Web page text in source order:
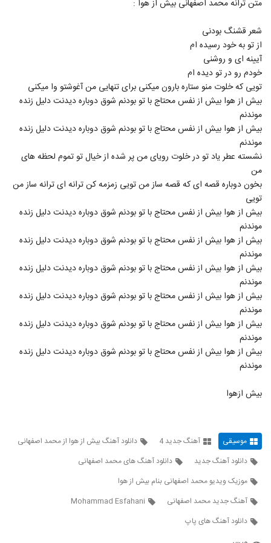
2747
2748
2749
آهنگ بنویس از میلاد اسلامی(پاپ)
۲۹۰ بازدید
2750
دانلود آهنگ آروتا بشنو و باور کن (Aruta
۲۶۸ بازدید
2751
Mahdi Barati Khaterat
2752
Masoud Sedigh Paeiz)
2753
آهنگ امین مطلق بنام یه چیزی بینمونه
2754
آهنگ دوست دارم از وحید فرضی(پاپ)
2755
2756
2757
دانلود آهنگ جدید و زیبای سایزل با نام دیوار
۲۸۱ بازدید
متن ترانه محمد اصفهانی بیش از هوا :
شعر قشنگ بودنی
از تو به خود رسیده ام
آیینه ای و روشنی
خودم رو در تو دیده ام
تویی که خلوت منو ستاره بارون میکنی برای تنهایی من آغوشتو وا میکنی
بیش از هوا بیش از نفس محتاج با تو بودنم شوق دوباره دیدنت دلیل زنده
موندنم
بیش از هوا بیش از نفس محتاج با تو بودنم شوق دوباره دیدنت دلیل زنده
موندنم
نشسته عطر یاد تو در خلوت رویای من پر شده از خیال تو تموم لحظه های
من
بخون دوباره قصه ای که قصه ساز من تویی زمزمه کن ترانه ای ترانه ساز من
تویی
بیش از هوا بیش از نفس محتاج با تو بودنم شوق دوباره دیدنت دلیل زنده
موندنم
بیش از هوا بیش از نفس محتاج با تو بودنم شوق دوباره دیدنت دلیل زنده
موندنم
بیش از هوا بیش از نفس محتاج با تو بودنم شوق دوباره دیدنت دلیل زنده
موندنم
بیش از هوا بیش از نفس محتاج با تو بودنم شوق دوباره دیدنت دلیل زنده
موندنم
بیش از هوا بیش از نفس محتاج با تو بودنم شوق دوباره دیدنت دلیل زنده
موندنم
بیش از هوا بیش از نفس محتاج با تو بودنم شوق دوباره دیدنت دلیل زنده
موندنم
بیش ازهوا
موسیقی آهنگ جدید 4
دانلود آهنگ بیش از هوا از محمد اصفهانی
دانلود آهنگ جدید
دانلود آهنگ های محمد اصفهانی
موزیک ویدیو محمد اصفهانی بنام بیش از هوا
آهنگ جدید محمد اصفهانی
Mohammad Esfahani
دانلود آهنگ های پاپ